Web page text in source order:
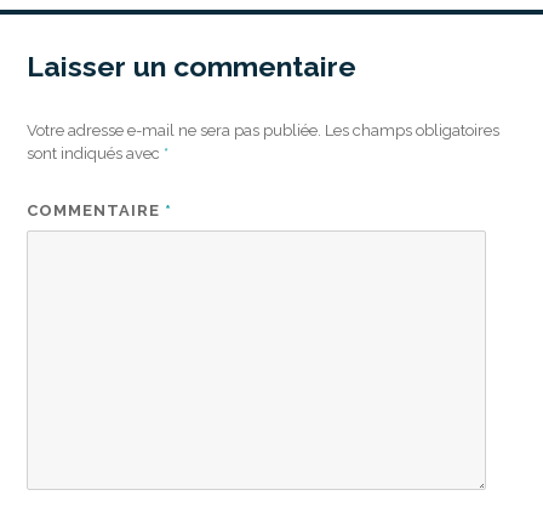
Laisser un commentaire
Votre adresse e-mail ne sera pas publiée. Les champs obligatoires
sont indiqués avec *
COMMENTAIRE *